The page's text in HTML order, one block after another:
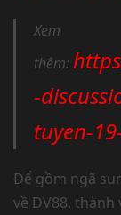
Xem
thêm:
-
tuyen-
Để gồm ngã
về DV88,